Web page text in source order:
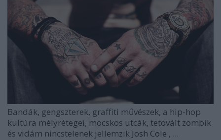
Bandák, gengszterek, graffiti művészek, a hip-hop
kultúra mélyrétegei, mocskos utcák, tetovált zombik
és vidám nincstelenek jellemzik Josh Cole , ...